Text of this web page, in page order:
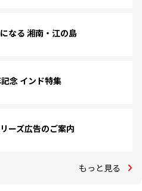
なる 湘南・江の島
念 インド特集
ーズ広告のご案内
もっと見る